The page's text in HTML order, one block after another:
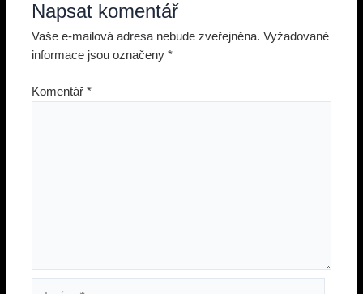
Napsat komentář
Vaše e-mailová adresa nebude zveřejněna. Vyžadované
informace jsou označeny*
Komentář*